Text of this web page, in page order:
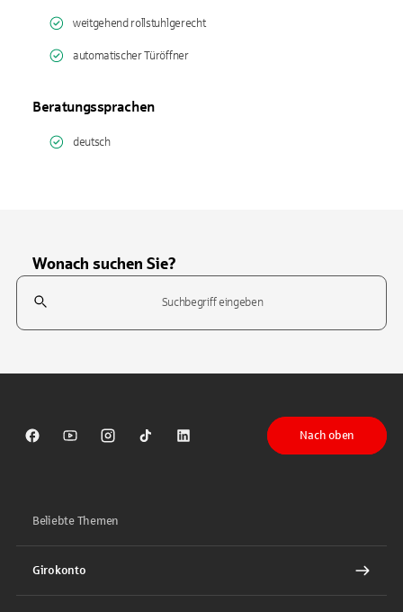
weitgehend rollstuhlgerecht
automatischer Türöffner
Beratungssprachen
deutsch
Wonach suchen Sie?
Suchfeld
Sparkasse auf Facebook
Sparkasse auf Youtube
Sparkasse auf Instagram
Sparkasse auf TikTok
Sparkasse auf LinkedIn
Nach oben
Beliebte Themen
Girokonto